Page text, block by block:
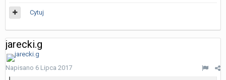
Cytuj
jarecki.g
Napisano 6 Lipca 2017